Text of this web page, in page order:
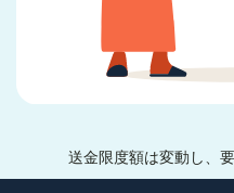
送金限度額は変動し、